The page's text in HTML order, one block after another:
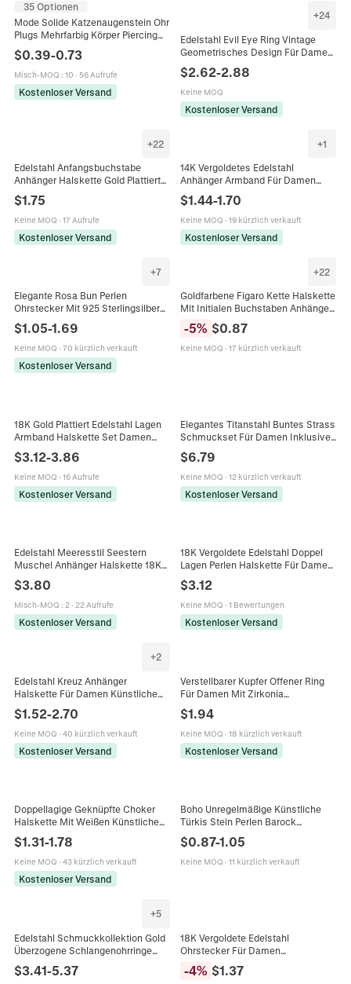
35 Optionen
Mode Solide Katzenaugenstein Ohr
Plugs Mehrfarbig Körper Piercing
Schmuck Unisex Rund
Geometrisch Ohrgauges Expander
Ohrring Plugs
$0.39-0.73
Misch-MOQ : 10 · 56 Aufrufe
Kostenloser Versand
+24
Edelstahl Evil Eye Ring Vintage
Geometrisches Design Für Damen
Band Gold Schwarz Silber
$2.62-2.88
Keine MOQ
Kostenloser Versand
+22
Edelstahl Anfangsbuchstabe
Anhänger Halskette Gold Plattiert
Alphabet Buchstaben Mode Unisex
Schmuck Zubehör Geschenk
$1.75
Keine MOQ · 17 Aufrufe
Kostenloser Versand
+1
14K Vergoldetes Edelstahl
Anhänger Armband Für Damen
Mädchen Mit Emaille Pilz Böser
Blick Herz Stern Charms
Verstellbarer Modeschmuck
Geschenk
$1.44-1.70
Keine MOQ · 19 kürzlich verkauft
Kostenloser Versand
+7
Elegante Rosa Bun Perlen
Ohrstecker Mit 925 Sterlingsilber
Ohrstecker-Stift Kupfer
Galvanisiert Kleines Design Mode
Schmuck Für Damen
$1.05-1.69
Keine MOQ · 70 kürzlich verkauft
Kostenloser Versand
+22
Goldfarbene Figaro Kette Halskette
Mit Initialen Buchstaben Anhänger
Individueller Minimalistischer
Schmuck Für Damen Täglich
Geschenk
-5% $0.87
Keine MOQ · 17 kürzlich verkauft
18K Gold Plattiert Edelstahl Lagen
Armband Halskette Set Damen
Minimalistisch Schlangenkette
Büroklammer Stapelschmuck
$3.12-3.86
Keine MOQ · 16 Aufrufe
Kostenloser Versand
Elegantes Titanstahl Buntes Strass
Schmuckset Für Damen Inklusive
Halskette Armband Und Ohrhänger
Mode Accessoires Geschenk
$6.79
Keine MOQ · 12 kürzlich verkauft
Kostenloser Versand
Edelstahl Meeresstil Seestern
Muschel Anhänger Halskette 18K
Vergoldet Sommer Strand
Schlüsselbein Kette Schmuck Für
Damen
$3.80
Misch-MOQ : 2· 22 Aufrufe
Kostenloser Versand
18K Vergoldete Edelstahl Doppel
Lagen Perlen Halskette Für Damen
Bunte Perlen Blume Sonne
Anhänger Schlüsselbein Kette
Schmuck
$3.12
Keine MOQ · 1 Bewertungen
Kostenloser Versand
+2
Edelstahl Kreuz Anhänger
Halskette Für Damen Künstliche
Modeschmuck Gold Silber Hip Hop
Kette Accessoire
$1.52-2.70
Keine MOQ · 40 kürzlich verkauft
Kostenloser Versand
Verstellbarer Kupfer Offener Ring
Für Damen Mit Zirkonia
Personalisiert Dünn Stapelbar
Mode Schmuck
$1.94
Keine MOQ · 18 kürzlich verkauft
Kostenloser Versand
Doppellagige Geknüpfte Choker
Halskette Mit Weißen Künstliche
Perlen Und Legierungsperlen In
Kreuzoptik Mode Für Damen
$1.31-1.78
Keine MOQ · 43 kürzlich verkauft
Kostenloser Versand
Boho Unregelmäßige Künstliche
Türkis Stein Perlen Barock
Künstliche Perle Anhänger
Knebelverschluss Halskette Für
Damen Mode Schmuck
$0.87-1.05
Keine MOQ · 11 kürzlich verkauft
+5
Edelstahl Schmuckkollektion Gold
Überzogene Schlangenohrringe
Halskette Für Damen Accessoire
$3.41-5.37
18K Vergoldete Edelstahl
Ohrstecker Für Damen
Geometrische Herz Wellenstruktur
-4% $1.37